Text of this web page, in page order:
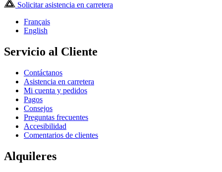
Solicitar asistencia en carretera
Français
English
Servicio al Cliente
Contáctanos
Asistencia en carretera
Mi cuenta y pedidos
Pagos
Consejos
Preguntas frecuentes
Accesibilidad
Comentarios de clientes
Alquileres